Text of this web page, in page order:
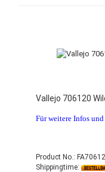
Vallejo 706120
Für weitere Infos
Product No.:
Shippingtime: